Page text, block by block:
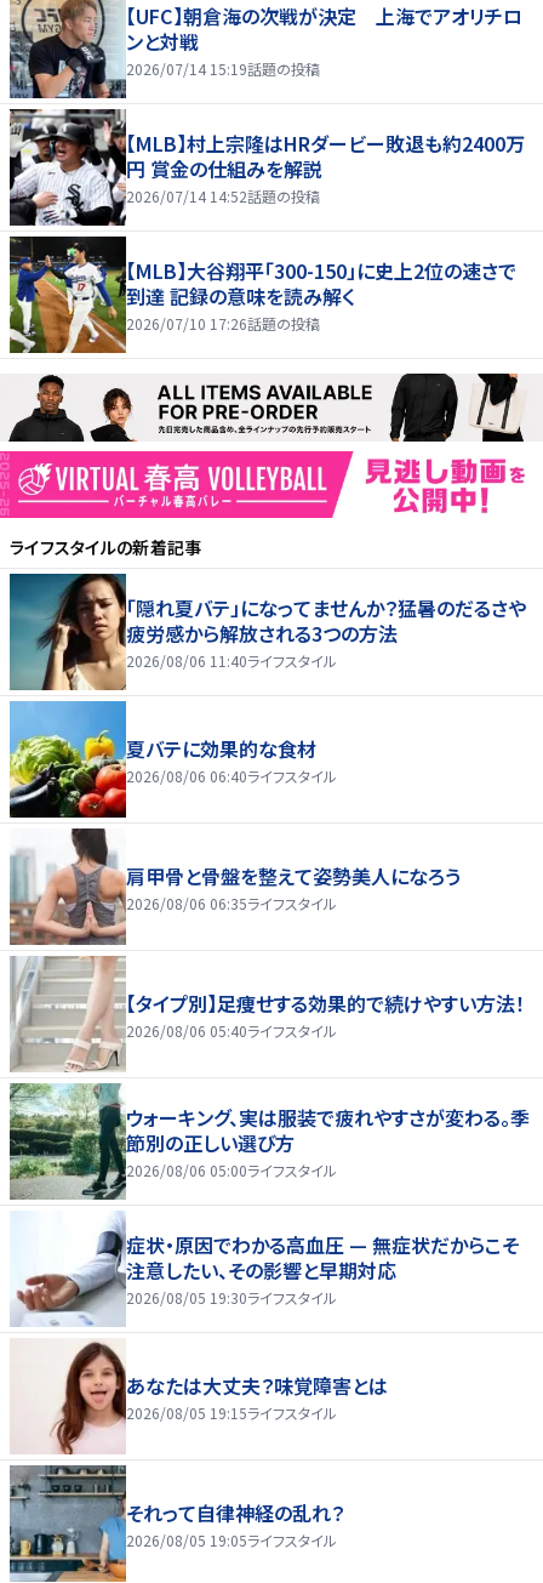
【UFC】朝倉海の次戦が決定 上海でアオリチロ
ンと対戦
2026/07/14 15:19話題の投稿
【MLB】村上宗隆はHRダービー敗退も約2400万
円 賞金の仕組みを解説
2026/07/14 14:52話題の投稿
【MLB】大谷翔平「300-150」に史上2位の速さで
到達 記録の意味を読み解く
2026/07/10 17:26話題の投稿
ライフスタイルの新着記事
「隠れ夏バテ」になってませんか？猛暑のだるさや
疲労感から解放される3つの方法
2026/08/06 11:40ライフスタイル
夏バテに効果的な食材
2026/08/06 06:40ライフスタイル
肩甲骨と骨盤を整えて姿勢美人になろう
2026/08/06 06:35ライフスタイル
【タイプ別】足痩せする効果的で続けやすい方法！
2026/08/06 05:40ライフスタイル
ウォーキング、実は服装で疲れやすさが変わる。季
節別の正しい選び方
2026/08/06 05:00ライフスタイル
症状・原因でわかる高血圧 — 無症状だからこそ
注意したい、その影響と早期対応
2026/08/05 19:30ライフスタイル
あなたは大丈夫？味覚障害とは
2026/08/05 19:15ライフスタイル
それって自律神経の乱れ？
2026/08/05 19:05ライフスタイル